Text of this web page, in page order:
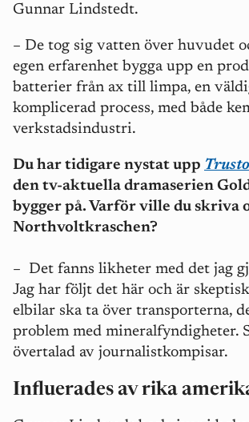
Gunnar Lindstedt.
– De tog sig vatten över huvudet
egen erfarenhet bygga upp en
batterier från ax till limpa, en
komplicerad process, med både
verkstadsindustri.
Du har tidigare nystat upp
den tv-aktuella dramaserien
bygger på. Varför ville du skriva
Northvoltkraschen?
– Det fanns likheter med det jag
Jag har följt det här och är
elbilar ska ta över transporterna,
problem med mineralfyndigheter.
övertalad av journalistkompisar.
Influerades av rika